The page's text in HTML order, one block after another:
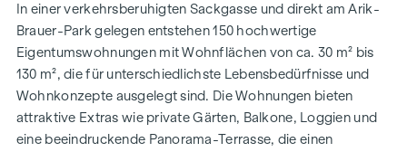
In einer verkehrsberuhigten Sackgasse und direkt am Arik-
Brauer-Park gelegen entstehen 150 hochwertige
Eigentumswohnungen mit Wohnflächen von ca. 30 m² bis
130 m², die für unterschiedlichste Lebensbedürfnisse und
Wohnkonzepte ausgelegt sind. Die Wohnungen bieten
attraktive Extras wie private Gärten, Balkone, Loggien und
eine beeindruckende Panorama-Terrasse, die einen